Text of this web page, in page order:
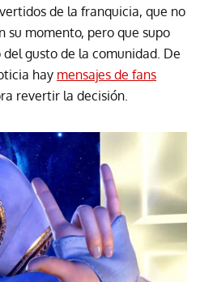
de la franquicia, que no
su momento, pero que supo
gusto de la comunidad. De
hay mensajes de fans
revertir la decisión.